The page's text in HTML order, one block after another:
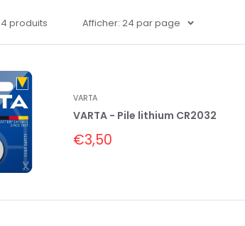
produits Afficher: 24 par page
VARTA
VARTA - Pile lithium CR2032
Prix
réduit
€3,50